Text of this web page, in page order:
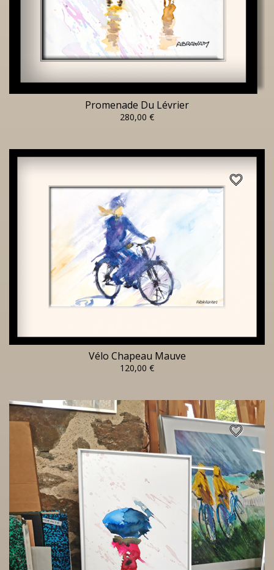
Promenade Du Lévrier
280,00 €
Vélo Chapeau Mauve
120,00 €
favorite_border
favorite_border